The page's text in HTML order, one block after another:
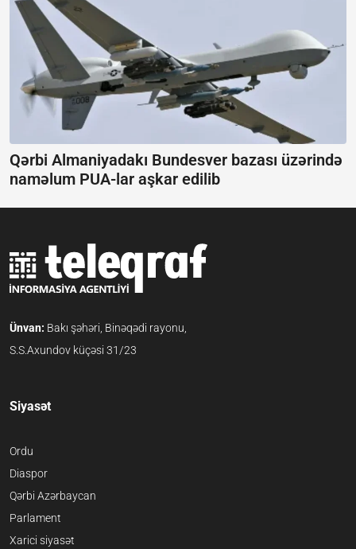
Qərbi Almaniyadakı Bundesver bazası üzərində
naməlum PUA-lar aşkar edilib
Ünvan: Bakı şəhəri, Binəqədi rayonu,
S.S.Axundov küçəsi 31/23
Siyasət
Ordu
Diaspor
Qərbi Azərbaycan
Parlament
Xarici siyasət